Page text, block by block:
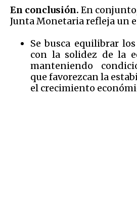
En conclusión. En
Junta Monetaria refleja un
Se busca equilibrar
con la solidez de la
manteniendo
que favorezcan la
el crecimiento